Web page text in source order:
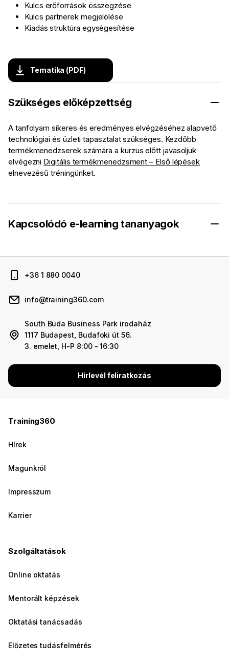
Kulcs erőforrások összegzése
Kulcs partnerek megjelölése
Kiadás struktúra egységesítése
Tematika (PDF)
Szükséges előképzettség
A tanfolyam sikeres és eredményes elvégzéséhez alapvető
technológiai és üzleti tapasztalat szükséges. Kezdőbb
termékmenedzserek számára a kurzus előtt javasoljuk
elvégezni Digitális termékmenedzsment – Első lépések
elnevezésű tréningünket.
Kapcsolódó e-learning tananyagok
+36 1 880 0040
info@training360.com
South Buda Business Park irodaház
1117 Budapest, Budafoki út 56.
3. emelet, H-P 8:00 - 16:30
Hírlevél feliratkozás
Training360
Hírek
Magunkról
Impresszum
Karrier
Szolgáltatások
Online oktatás
Mentorált képzések
Oktatási tanácsadás
Előzetes tudásfelmérés